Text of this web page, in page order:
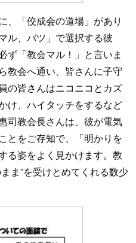
、「佼成会の道場」があり
ル、バツ」で選択する彼
ず「教会マル！」と言いま
教会へ通い、皆さんに子守
の皆さんはニコニコとカズ
け、ハイタッチをするなど
司教会長さんは、彼が電気
とをご存知で、「明かりを
る姿をよく見かけます。教
ま”を受けとめてくれる数少